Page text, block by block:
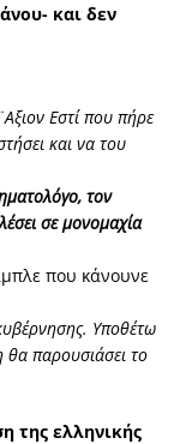
και δεν
Εστί που πήρε
και να του
τον
σε μονομαχία
που κάνουνε
Υποθέτω
παρουσιάσει το
της ελληνικής